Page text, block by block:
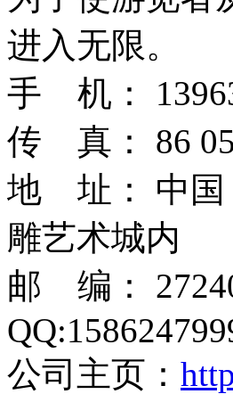
进入无限。
手 机：
传 真： 86
地 址： 中国
雕艺术城内
邮 编：
公司主页：